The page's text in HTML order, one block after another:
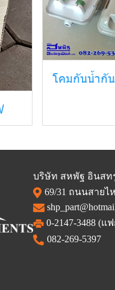
โคมกันน้ำกั
บริษัท สหพัฐ อินสท
69/31 ถนนสายไ
0-2147-3488 (แ
082-269-5397